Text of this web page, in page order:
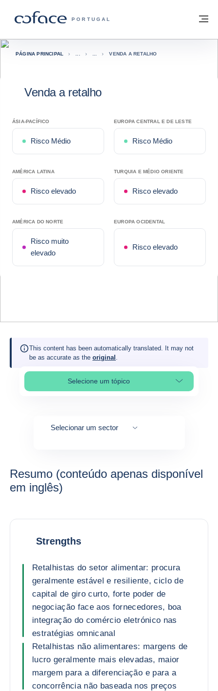
COFACE FOR TRADE - HOMEPAGE DO
PORTUGAL
Voltar à página principal
PÁGINA PRINCIPAL VENDA A RETALHO
Venda a retalho
ÁSIA-PACÍFICO
Risco Médio
EUROPA CENTRAL E DE LESTE
Risco Médio
AMÉRICA LATINA
Risco elevado
TURQUIA E MÉDIO ORIENTE
Risco elevado
AMÉRICA DO NORTE
Risco muito
elevado
EUROPA OCIDENTAL
Risco elevado
This content has been automatically translated. It may not
be as accurate as the original .
Selecione um tópico
Select page section
Selecionar um sector
Resumo (conteúdo apenas disponível
em inglês)
Strengths
Retalhistas do setor alimentar: procura
geralmente estável e resiliente, ciclo de
capital de giro curto, forte poder de
negociação face aos fornecedores, boa
integração do comércio eletrónico nas
estratégias omnicanal
Retalhistas não alimentares: margens de
lucro geralmente mais elevadas, maior
margem para a diferenciação e para a
concorrência não baseada nos preços